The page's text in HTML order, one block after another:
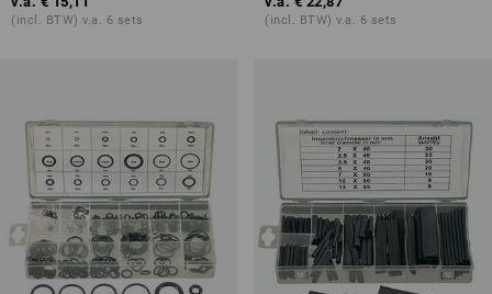
(incl. BTW) v.a. 6 sets (incl. BTW) v.a. 6 sets